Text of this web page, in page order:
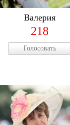
Валерия
218
Голосовать